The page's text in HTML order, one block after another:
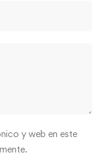
y web en este